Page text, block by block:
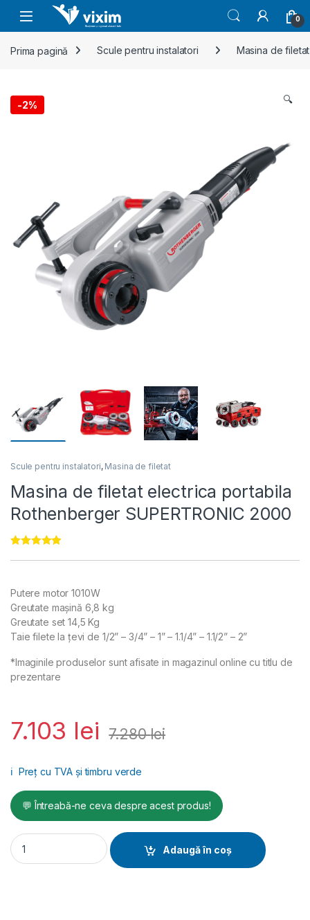
Skip to navigation
Skip to content
0
Prima pagină Scule pentru instalatori Masina de filetat
-2% 🔍
Scule pentru instalatori, Masina de filetat
Masina de filetat electrica portabila
Rothenberger SUPERTRONIC 2000
evaluări
Putere motor 1010W
Greutate mașină 6,8 kg
Greutate set 14,5 Kg
Taie filete la ţevi de 1/2” – 3/4” – 1” – 1.1/4” – 1.1/2” – 2”
*Imaginile produselor sunt afisate in magazinul online cu titlu de
prezentare
7.103 lei 7.280lei
ℹ️ Preț cu TVA și timbru verde
💬 Întreabă-ne ceva despre acest produs!
Masina de filetat electrica portabila Rothenberger
Adaugă în coș